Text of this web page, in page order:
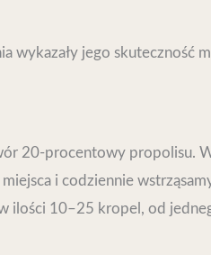
jego skuteczność
20-procentowy propolisu.
i codziennie
ilości 10–25 kropel, od